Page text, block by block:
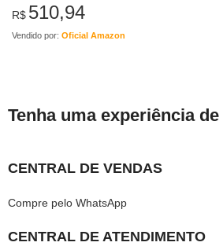
Boneca Bebe…
R$ 510,94
Vendido por: Oficial Amazon
Tenha uma experiência
CENTRAL DE VENDAS
Compre pelo WhatsApp
CENTRAL DE ATENDIMENTO